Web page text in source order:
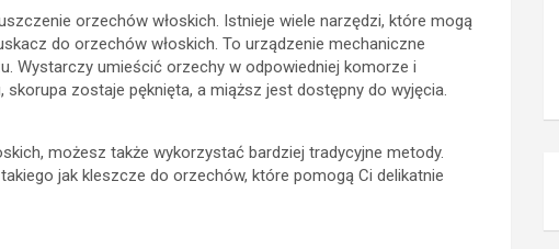
orzechów włoskich. Istnieje wiele narzędzi, które mogą
do orzechów włoskich. To urządzenie mechaniczne
Wystarczy umieścić orzechy w odpowiedniej komorze i
zostaje pęknięta, a miąższ jest dostępny do wyjęcia.
możesz także wykorzystać bardziej tradycyjne metody.
jak kleszcze do orzechów, które pomogą Ci delikatnie